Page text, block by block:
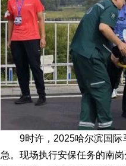
9时许，2025哈尔滨国际
急。现场执行安保任务的南